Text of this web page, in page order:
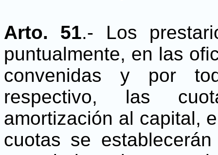
Arto. 51.- Los
puntualmente, en las
convenidas y por
respectivo, las
amortización al capital,
cuotas se